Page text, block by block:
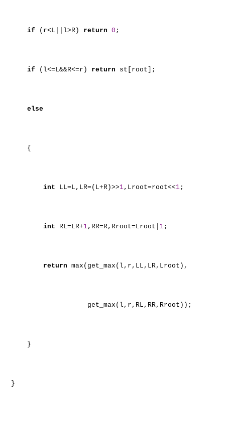
if (r<L||l>R) return 0 ;
if (l<=L&&R<=r) return st[root];
else
{
int LL=L,LR=(L+R)>>1,Lroot=root<<1;
int RL=LR+1,RR=R,Rroot=Lroot| 1;
return max(get_max(l,r,LL,LR,Lroot),
get_max(l,r,RL,RR,Rroot));
}
}